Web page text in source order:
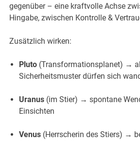
gegenüber – eine kraftvolle Achse
Hingabe, zwischen Kontrolle &
Zusätzlich wirken:
Pluto (Transformationsplanet) →
Sicherheitsmuster dürfen sich
Uranus (im Stier) → spontane
Einsichten
Venus (Herrscherin des Stiers) →